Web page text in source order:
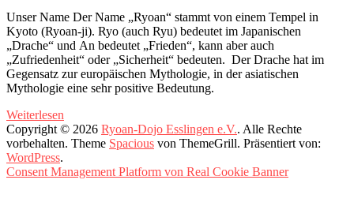
Unser Name Der Name „Ryoan“ stammt von einem Tempel in
Kyoto (Ryoan-ji). Ryo (auch Ryu) bedeutet im Japanischen
„Drache“ und An bedeutet „Frieden“, kann aber auch
„Zufriedenheit“ oder „Sicherheit“ bedeuten. Der Drache hat im
Gegensatz zur europäischen Mythologie, in der asiatischen
Mythologie eine sehr positive Bedeutung.
Weiterlesen
Copyright © 2026 Ryoan-Dojo Esslingen e.V.. Alle Rechte
vorbehalten. Theme Spacious von ThemeGrill. Präsentiert von:
WordPress.
Consent Management Platform von Real Cookie Banner